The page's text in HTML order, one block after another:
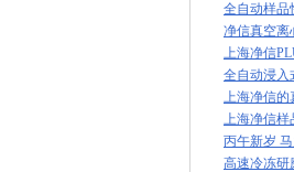
全自动样品
净信真空离
上海净信
全自动浸入
上海净信的
上海净信样
丙午新岁
高速冷冻研